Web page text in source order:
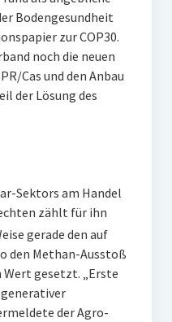
Bodengesundheit
zur COP30.
noch die neuen
Cas und den Anbau
der Lösung des
Sektors am Handel
zählt für ihn
gerade den auf
den Methan-Ausstoß
Wert gesetzt. „Erste
der Agro-